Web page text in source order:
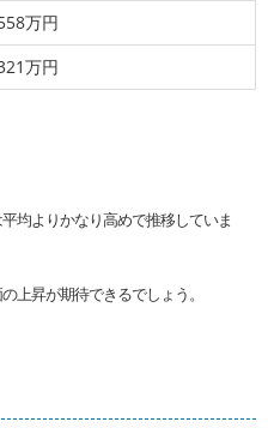
万円
万円
均よりかなり高めで推移していま
上昇が期待できるでしょう。